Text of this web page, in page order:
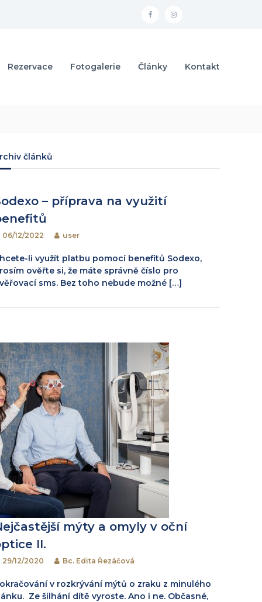
f
e
i
Rezervace Fotogalerie Články Kontakt
článků
– příprava na využití
06/12/2022 user
li využít platbu pomocí benefitů Sodexo,
ověřte si, že máte správně číslo pro
sms. Bez toho nebude možné […]
mýty a omyly v oční
II.
29/12/2020 Bc. Edita Řezáčová
v rozkrývání mýtů o zraku z minulého
Ze šilhání dítě vyroste. Ano i ne. Občasné,